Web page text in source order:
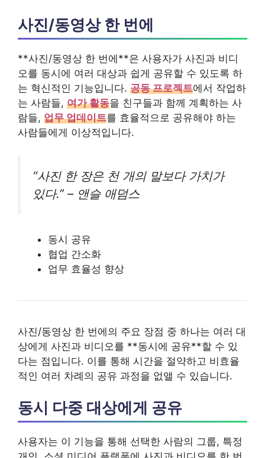
사진/동영상 한 번에
**사진/동영상 한 번에**은 사용자가 사진과 비디
오를 동시에 여러 대상과 쉽게 공유할 수 있도록 하
는 혁신적인 기능입니다. 공동 프로젝트에서 작업하
는 사람들, 여가 활동을 친구들과 함께 계획하는 사
람들, 업무 업데이트를 효율적으로 공유해야 하는
사람들에게 이상적입니다.
“사진 한 장은 천 개의 말보다 가치가
있다.” – 앤슬 애덤스
동시 공유
협업 간소화
업무 효율성 향상
사진/동영상 한 번에의 주요 장점 중 하나는 여러 대
상에게 사진과 비디오를 **동시에 공유**할 수 있
다는 점입니다. 이를 통해 시간을 절약하고 비효율
적인 여러 차례의 공유 과정을 없앨 수 있습니다.
동시 다중 대상에게 공유
사용자는 이 기능을 통해 선택한 사람의 그룹, 특정